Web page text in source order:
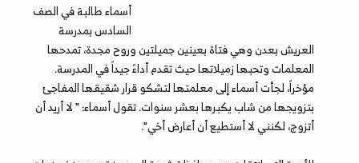
أسماء طالبة في الصف
السادس بمدرسة
العريش بعدن وهي فتاة بعينين جميلتين وروح مجدة، تمدحها
المعلمات وتحبها زميلاتها حيث تقدم أداءً جيداً في المدرسة.
مؤخراً، لجأت أسماء إلى معلمتها لتشكو قرار شقيقها المفاجئ
بتزويجها من شاب يكبرها بعشر سنوات. تقول أسماء: " لا أريد أن
أتزوج، لكنني لا أستطيع أن أعارض أخي".